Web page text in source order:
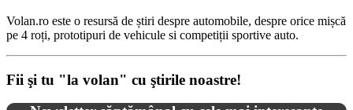
Volan.ro este o resursă de știri despre automobile, despre orice mișcă
pe 4 roți, prototipuri de vehicule si competiții sportive auto.
Fii şi tu "la volan" cu ştirile noastre!